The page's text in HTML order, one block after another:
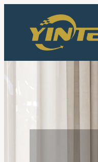
ス
ッ